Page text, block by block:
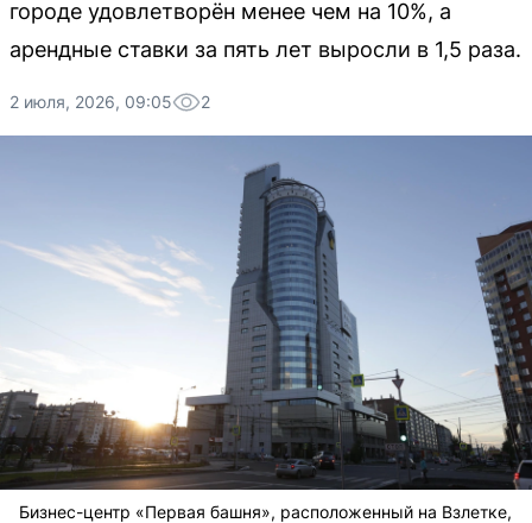
городе удовлетворён менее чем на 10%, а
арендные ставки за пять лет выросли в 1,5 раза.
2 июля, 2026, 09:05 2
Бизнес-центр «Первая башня», расположенный на Взлетке,